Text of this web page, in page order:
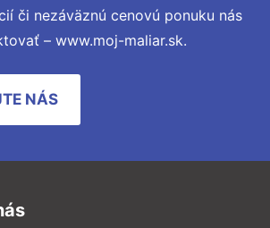
či nezáväznú cenovú ponuku nás
– www.moj-maliar.sk.
NÁS